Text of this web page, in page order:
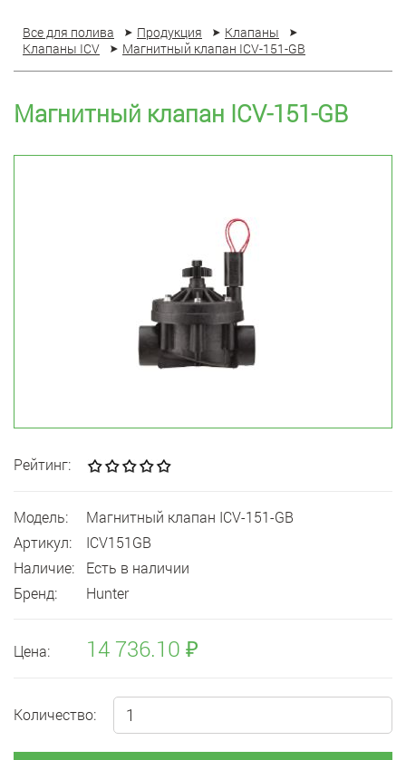
Все для полива Продукция
Клапаны
Клапаны ICV
Магнитный клапан ICV-151-GB
Магнитный клапан ICV-151-GB
Рейтинг:
Модель:
Магнитный клапан ICV-151-GB
Артикул:
ICV151GB
Наличие:
Есть в наличии
Бренд:
Hunter
Цена: 14 736.10 ₽
Количество: